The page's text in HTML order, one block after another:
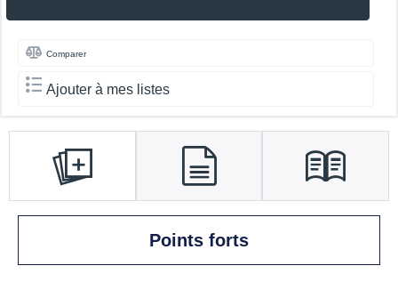
Comparer
Ajouter à mes listes
Points forts